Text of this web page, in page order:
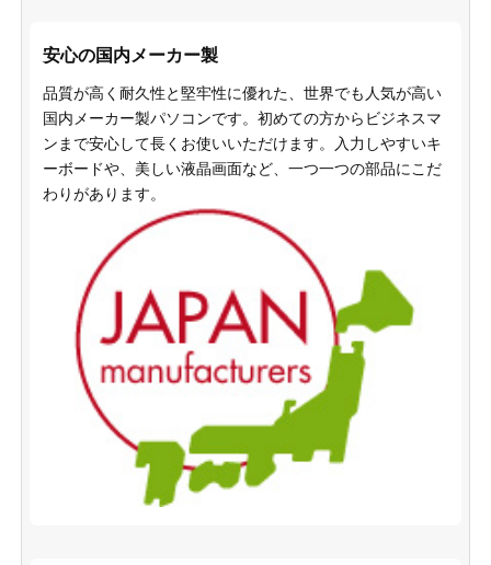
安心の国内メーカー製
品質が高く耐久性と堅牢性に優れた、世界でも人気が高い
国内メーカー製パソコンです。初めての方からビジネスマ
ンまで安心して長くお使いいただけます。入力しやすいキ
ーボードや、美しい液晶画面など、一つ一つの部品にこだ
わりがあります。